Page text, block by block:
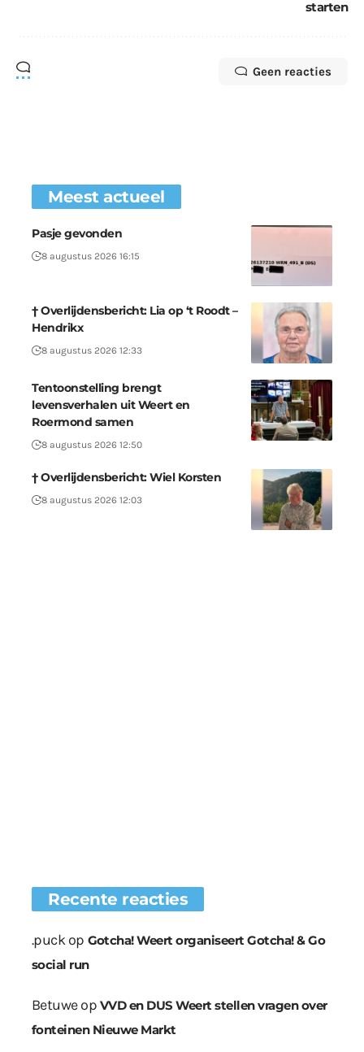
starten
Geen reacties
Meest actueel
Pasje gevonden
8 augustus 2026 16:15
† Overlijdensbericht: Lia op ‘t Roodt –
Hendrikx
8 augustus 2026 12:33
Tentoonstelling brengt
levensverhalen uit Weert en
Roermond samen
8 augustus 2026 12:50
† Overlijdensbericht: Wiel Korsten
8 augustus 2026 12:03
Recente reacties
.puckop Gotcha! Weert organiseert Gotcha! & Go
social run
Betuweop VVD en DUS Weert stellen vragen over
fonteinen Nieuwe Markt